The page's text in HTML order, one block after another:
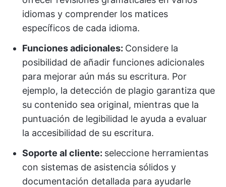
idiomas y comprender los matices
específicos de cada idioma.
Funciones adicionales: Considere la
posibilidad de añadir funciones adicionales
para mejorar aún más su escritura. Por
ejemplo, la detección de plagio garantiza que
su contenido sea original, mientras que la
puntuación de legibilidad le ayuda a evaluar
la accesibilidad de su escritura.
Soporte al cliente: seleccione herramientas
con sistemas de asistencia sólidos y
documentación detallada para ayudarle